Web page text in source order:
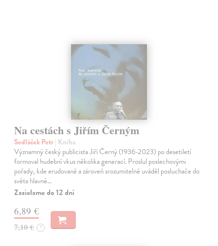
Na cestách s Jiřím Černým
Sedláček Petr| Kniha
Významný český publicista Jiří Černý (1936-2023) po desetiletí
formoval hudební vkus několika generací. Proslul poslechovými
pořady, kde erudovaně a zároveň srozumitelně uváděl posluchače do
světa hlavně…
Zasielame do 12 dní
6,89 €
7,10 € ?